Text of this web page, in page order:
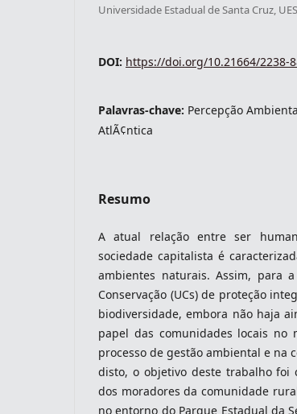
Universidade Estadual de Santa Cruz,
DOI: https://doi.org/10.21664/2238-
Palavras-chave: Percepção
AtlÃ¢ntica
Resumo
A atual relação entre ser
sociedade capitalista é
ambientes naturais. Assim, para
Conservação (UCs) de proteção
biodiversidade, embora não haja
papel das comunidades locais no
processo de gestão ambiental e na
disto, o objetivo deste trabalho foi
dos moradores da comunidade
no entorno do Parque Estadual da